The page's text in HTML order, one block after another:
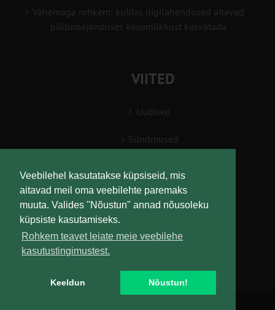
Veebilehel kasutatakse küpsiseid, mis
aitavad meil oma veebilehte paremaks
muuta. Valides "Nõustun" annad nõusoleku
küpsiste kasutamiseks.
Rohkem teavet leiate meie veebilehe
kasutustingimustest.
Keeldun Nõustun!
Vähemaga rohkem: kuidas digilahendused aitavad
põllumajanduses kasumlikkust kasvatada
VIITED
Uudised
Sündmused
Teabesalv
Liitu uudiskirjaga